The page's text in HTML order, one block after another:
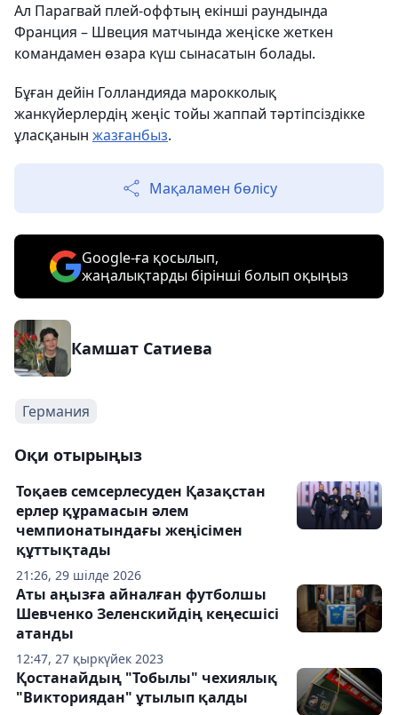
Ал Парагвай плей-оффтың екінші раундында
Франция – Швеция матчында жеңіске жеткен
командамен өзара күш сынасатын болады.
Бұған дейін Голландияда марокколық
жанкүйерлердің жеңіс тойы жаппай тәртіпсіздікке
ұласқанын жазғанбыз.
Мақаламен бөлісу
Google-ға қосылып,
жаңалықтарды бірінші болып оқыңыз
Камшат Сатиева
Германия
Оқи отырыңыз
21:26, 29 шілде 2026
Тоқаев семсерлесуден Қазақстан
ерлер құрамасын әлем
чемпионатындағы жеңісімен
құттықтады
12:47, 27 қыркүйек 2023
Аты аңызға айналған футболшы
Шевченко Зеленскийдің кеңесшісі
атанды
Қостанайдың "Тобылы" чехиялық
"Викториядан" ұтылып қалды